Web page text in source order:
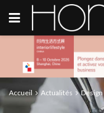
Accueil Actualités Design